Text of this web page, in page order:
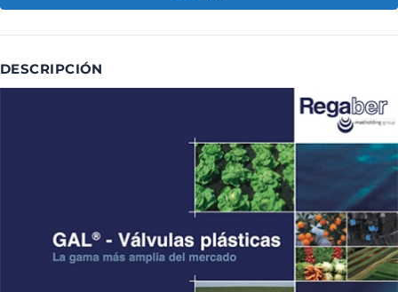
DESCRIPCIÓN